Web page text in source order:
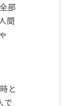
部
間
と
で